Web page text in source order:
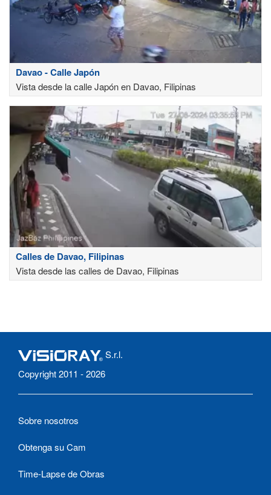
Davao - Calle Japón
Vista desde la calle Japón en Davao, Filipinas
Calles de Davao, Filipinas
Vista desde las calles de Davao, Filipinas
S.r.l.
Copyright 2011 - 2026
Sobre nosotros
Obtenga su Cam
Time-Lapse de Obras